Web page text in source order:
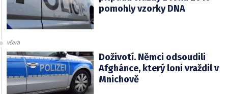
pomohly vzorky DNA
včera
Doživotí. Němci odsoudili
Afghánce, který loni vraždil v
Mnichově